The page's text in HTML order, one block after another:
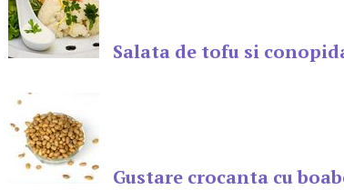
Salata de tofu si
Gustare crocanta cu